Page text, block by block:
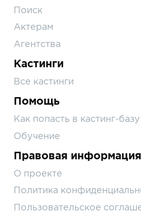
Поиск
Актерам
Агентства
Кастинги
Все кастинги
Помощь
Как попасть в кастинг-базу
Обучение
Правовая информация
О проекте
Политика
Пользовательское